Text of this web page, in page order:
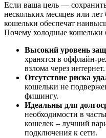
Если ваша цель —
нескольких месяцев или
кошельки обеспечат
Почему холодные кошельки
Высокий уровень
хранятся в оффлайн-
взлома через интернет.
Отсутствие риска
кошельки не
фишингу.
Идеальны для
необходимости в
кошелек – лучший
подключения к сети.